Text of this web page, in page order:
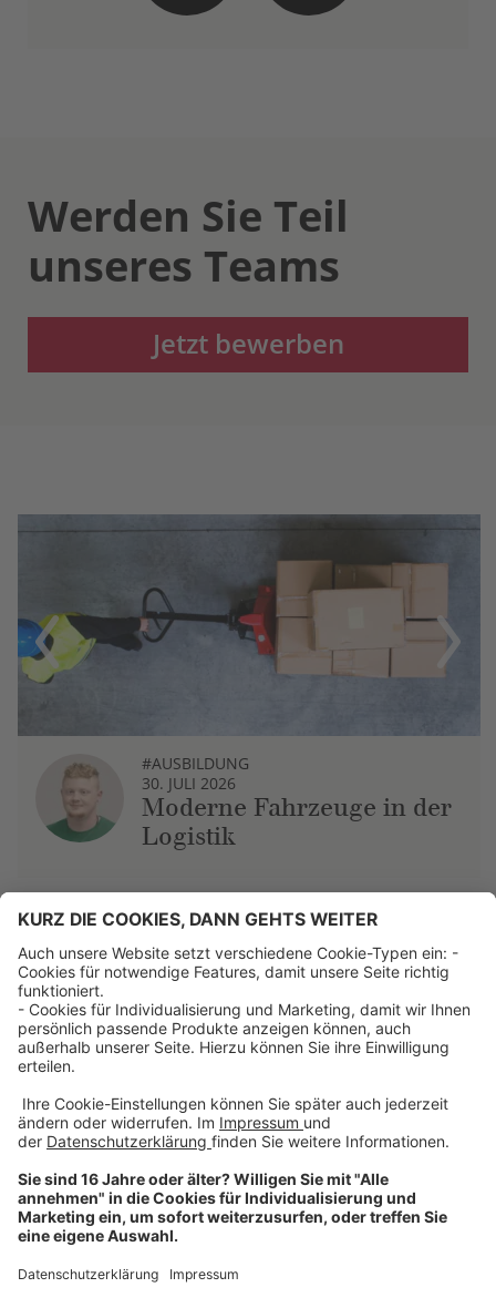
Werden Sie Teil
unseres Teams
Jetzt bewerben
Previous
#AUSBILDUNG
30. JULI 2026
Moderne Fahrzeuge in der
Logistik
Next
Über uns
Dehner Unternehmen
Jobs bei Dehner